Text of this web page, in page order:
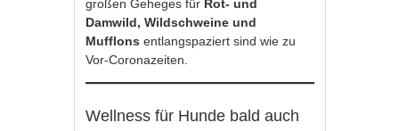
großen Geheges für Rot- und
Damwild, Wildschweine und
Mufflonsentlangspaziert sind wie zu
Vor-Coronazeiten.
Wellness für Hunde bald auch